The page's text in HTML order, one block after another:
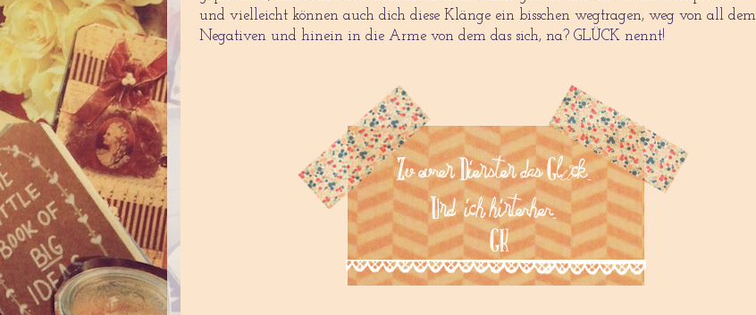
und vielleicht können auch dich diese Klänge ein bisschen wegtragen, weg von all dem
Negativen und hinein in die Arme von dem das sich, na? GLÜCK nennt!